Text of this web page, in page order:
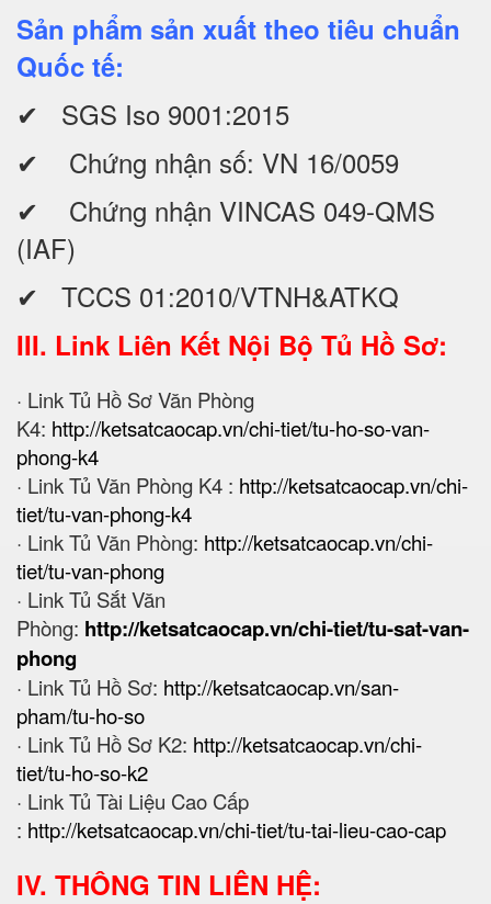
Sản phẩm sản xuất theo tiêu chuẩn
Quốc tế:
✔ SGS Iso 9001:2015
✔ Chứng nhận số: VN 16/0059
✔ Chứng nhận VINCAS 049-QMS
(IAF)
✔ TCCS 01:2010/VTNH&ATKQ
III. Link Liên Kết Nội Bộ Tủ Hồ Sơ:
· Link Tủ Hồ Sơ Văn Phòng
K4: http://ketsatcaocap.vn/chi-tiet/tu-ho-so-van-
phong-k4
· Link Tủ Văn Phòng K4 : http://ketsatcaocap.vn/chi-
tiet/tu-van-phong-k4
· Link Tủ Văn Phòng: http://ketsatcaocap.vn/chi-
tiet/tu-van-phong
· Link Tủ Sắt Văn
Phòng: http://ketsatcaocap.vn/chi-tiet/tu-sat-van-
phong
· Link Tủ Hồ Sơ: http://ketsatcaocap.vn/san-
pham/tu-ho-so
· Link Tủ Hồ Sơ K2: http://ketsatcaocap.vn/chi-
tiet/tu-ho-so-k2
· Link Tủ Tài Liệu Cao Cấp
: http://ketsatcaocap.vn/chi-tiet/tu-tai-lieu-cao-cap
IV. THÔNG TIN LIÊN HỆ: